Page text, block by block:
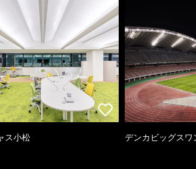
ス小松 デンカビッグスワ